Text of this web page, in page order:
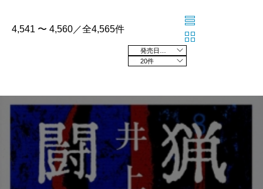
4,541 〜 4,560／全4,565件
20件